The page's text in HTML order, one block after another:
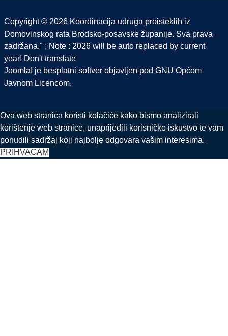
Copyright © 2026 Koordinacija udruga proisteklih iz
Domovinskog rata Brodsko-posavske županije. Sva prava
zadržana." ; Note : 2026 will be auto replaced by current
year! Don't translate
Joomla! je besplatni softver objavljen pod GNU Općom
Javnom Licencom.
Ova web stranica koristi kolačiće kako bismo analizirali
korištenje web stranice, unaprijedili korisničko iskustvo te vam
ponudili sadržaj koji najbolje odgovara vašim interesima.
PRIHVAĆAM